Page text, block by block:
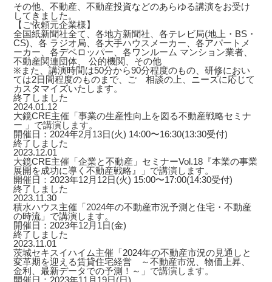
その他、不動産、不動産投資などのあらゆる講演をお受け
してきました。
【ご依頼元企業様】
全国紙新聞社全て、各地方新聞社、各テレビ局(地上・BS・
CS)、各 ラジオ局、各大手ハウスメーカー、各アパートメ
ーカー、各デベロッパー、各ワンルーム マンション業者、
不動産関連団体、 公的機関、その他
※また、講演時間は50分から90分程度のもの、研修におい
ては2日間程度のものまで、ご゙相談の上、ニーズに応じて
カスタマイズいたします。
終了しました
2024.01.12
大鏡CRE主催「事業の生産性向上を図る不動産戦略セミナ
ー 」で講演します。
開催日：2024年2月13日(火) 14:00〜16:30(13:30受付)
終了しました
2023.12.01
大鏡CRE主催「企業と不動産」セミナーVol.18『本業の事業
展開を成功に導く不動産戦略』」で講演します。
開催日：2023年12月12日(火) 15:00〜17:00(14:30受付)
終了しました
2023.11.30
積水ハウス主催「2024年の不動産市況予測と住宅・不動産
の時流」で講演します。
開催日：2023年12月1日(金)
終了しました
2023.11.01
茨城セキスイハイム主催「2024年の不動産市況の見通しと
変革期を迎える賃貸住宅経営 ～不動産市況、物価上昇、
金利、最新データでの予測！～」で講演します。
開催日：2023年11月19日(日)